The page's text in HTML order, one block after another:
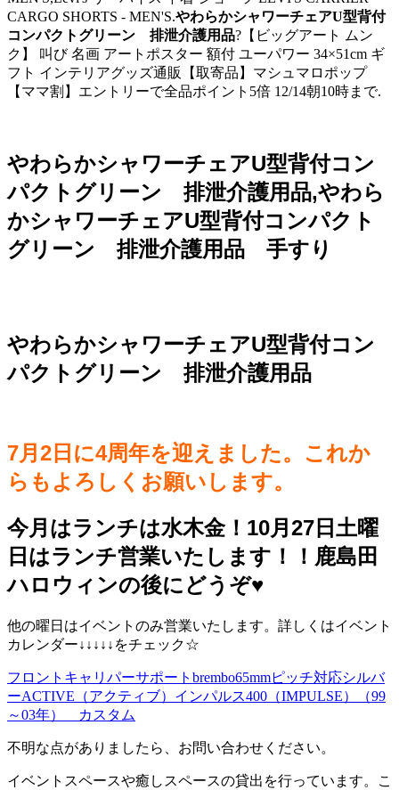
CARGO SHORTS - MEN'S.やわらかシャワーチェアU型背付
コンパクトグリーン 排泄介護用品?【ビッグアート ムン
ク】 叫び 名画 アートポスター 額付 ユーパワー 34×51cm ギ
フト インテリアグッズ通販【取寄品】マシュマロポップ
【ママ割】エントリーで全品ポイント5倍 12/14朝10時まで.
やわらかシャワーチェアU型背付コン
パクトグリーン 排泄介護用品,やわら
かシャワーチェアU型背付コンパクト
グリーン 排泄介護用品 手すり
やわらかシャワーチェアU型背付コン
パクトグリーン 排泄介護用品
7月2日に4周年を迎えました。これか
らもよろしくお願いします。
今月はランチは水木金！10月27日土曜
日はランチ営業いたします！！鹿島田
ハロウィンの後にどうぞ♥️
他の曜日はイベントのみ営業いたします。詳しくはイベント
カレンダー↓↓↓↓↓をチェック☆
フロントキャリパーサポートbrembo65mmピッチ対応シルバ
ーACTIVE（アクティブ）インパルス400（IMPULSE）（99
～03年） カスタム
不明な点がありましたら、お問い合わせください。
イベントスペースや癒しスペースの貸出を行っています。こ